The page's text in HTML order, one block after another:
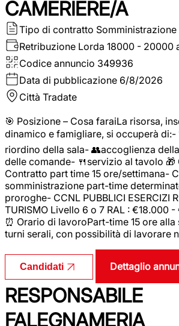
CAMERIERE/A
Tipo di contratto Somministrazione
Retribuzione Lorda 18000 - 20000
Codice annuncio 349936
Data di pubblicazione 6/8/2026
Città Tradate
🎯 Posizione – Cosa faraiLa risorsa,
dinamico e famigliare, si occuperà
riordino della sala- 👥accoglienza
delle comande- 🍴servizio al tavolo
Contratto part time 15 ore/settimana-
somministrazione part-time
proroghe- CCNL PUBBLICI ESERCIZI
TURISMO Livello 6 o 7 RAL : €18.000
⏰ Orario di lavoroPart-time 15 ore alla
turni serali, con possibilità di lavorare
Candidati Dettaglio
RESPONSABILE
FALEGNAMERIA